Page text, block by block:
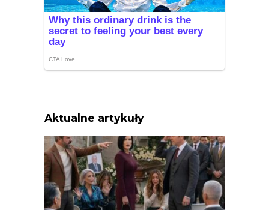
Aktualne artykuły